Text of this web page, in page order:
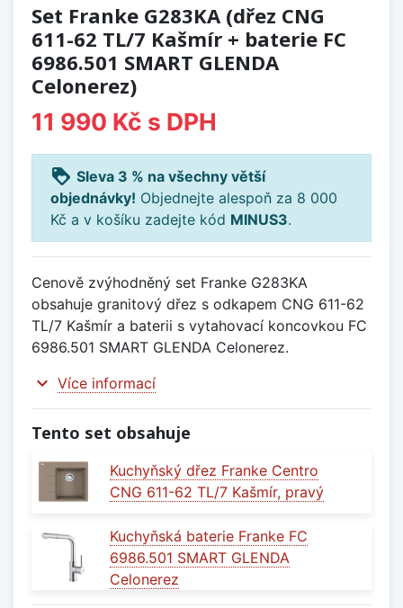
Set Franke G283KA (dřez CNG
611-62 TL/7 Kašmír + baterie FC
6986.501 SMART GLENDA
Celonerez)
11 990 Kč s DPH
loyalty Sleva 3 % na všechny větší
objednávky! Objednejte alespoň za 8 000
Kč a v košíku zadejte kód MINUS3.
Cenově zvýhodněný set Franke G283KA
obsahuje granitový dřez s odkapem CNG 611-62
TL/7 Kašmír a baterii s vytahovací koncovkou FC
6986.501 SMART GLENDA Celonerez.
expand_more Více informací
Tento set obsahuje
Kuchyňský dřez Franke Centro
CNG 611-62 TL/7 Kašmír, pravý
Kuchyňská baterie Franke FC
6986.501 SMART GLENDA
Celonerez